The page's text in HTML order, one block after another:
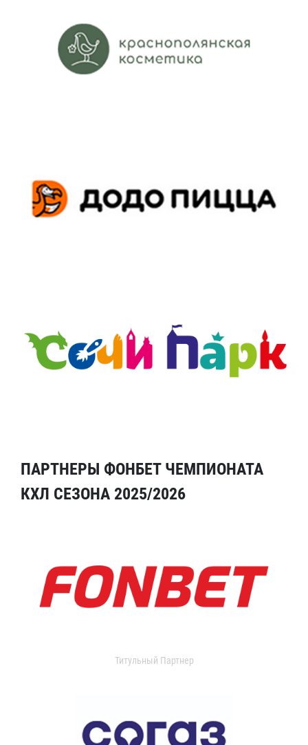
ПАРТНЕРЫ ФОНБЕТ ЧЕМПИОНАТА
КХЛ СЕЗОНА 2025/2026
Титульный Партнер